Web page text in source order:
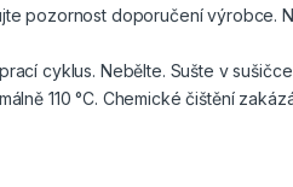
pozornost doporučení výrobce.
cyklus. Nebělte. Sušte v
110 °C. Chemické čištění